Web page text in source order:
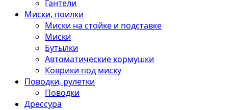
Гантели
Миски, поилки
Миски на стойке и подставке
Миски
Бутылки
Автоматические кормушки
Коврики под миску
Поводки, рулетки
Поводки
Дрессура